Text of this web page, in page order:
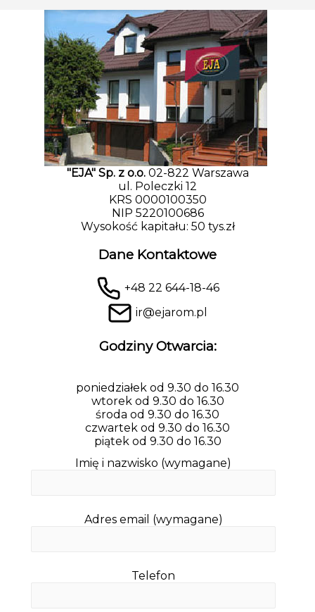
"EJA" Sp. z o.o.02-822 Warszawa
ul. Poleczki 12
KRS 0000100350
NIP 5220100686
Wysokość kapitału: 50 tys.zł
Dane Kontaktowe
+48 22 644-18-46
ir@ejarom.pl
Godziny Otwarcia:
poniedziałek od 9.30 do 16.30
wtorek od 9.30 do 16.30
środa od 9.30 do 16.30
czwartek od 9.30 do 16.30
piątek od 9.30 do 16.30
Imię i nazwisko (wymagane)
Adres email (wymagane)
Telefon